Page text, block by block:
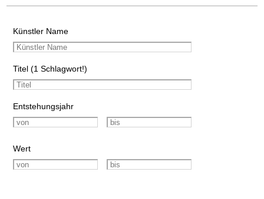
Künstler Name
Titel (1 Schlagwort!)
Entstehungsjahr
Wert